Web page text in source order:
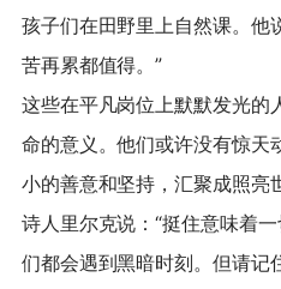
孩子们在田野里上自然课。他
苦再累都值得。”
这些在平凡岗位上默默发光的
命的意义。他们或许没有惊天
小的善意和坚持，汇聚成照亮
诗人里尔克说：“挺住意味着
们都会遇到黑暗时刻。但请记